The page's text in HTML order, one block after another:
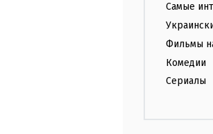
Самые
Фильмы
Комедии
Сериалы